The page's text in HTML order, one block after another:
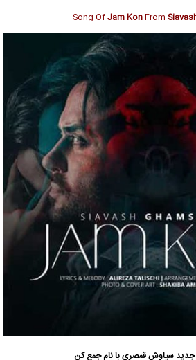
Song OfJam KonFrom
جدیدسیاوش قمصریبا نام جمع کن